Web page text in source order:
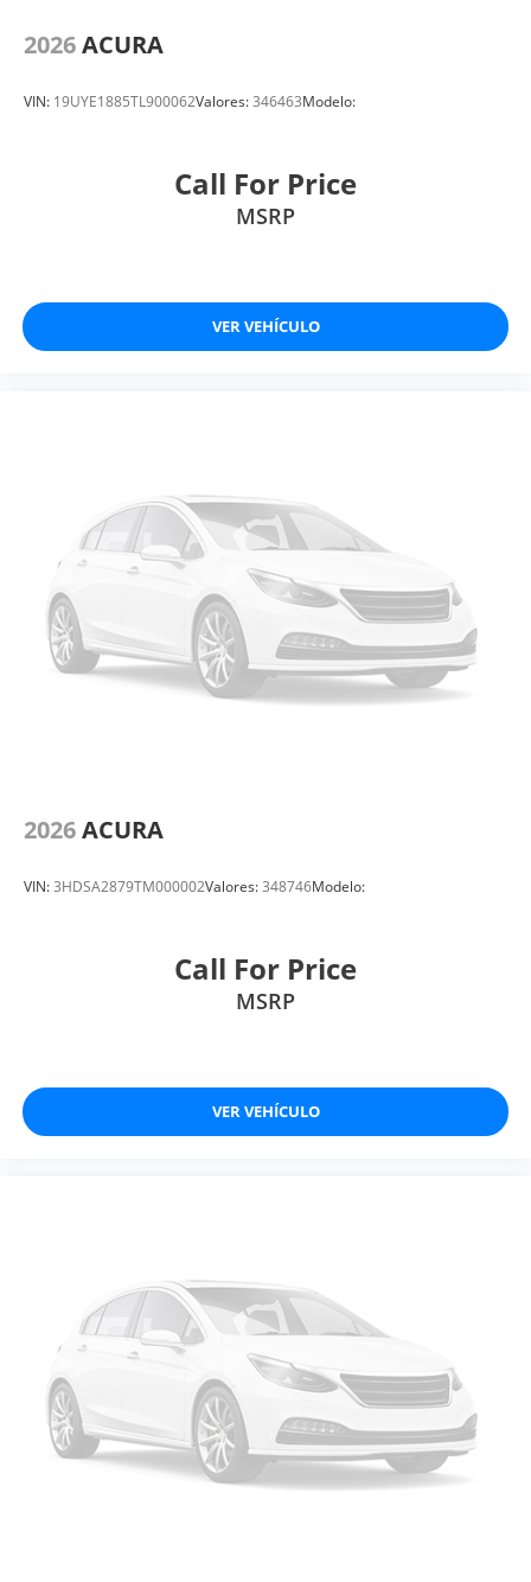
2026ACURA
VIN: 19UYE1885TL900062Valores:346463Modelo:
Call For Price
MSRP
VER VEHÍCULO
2026ACURA
VIN:3HDSA2879TM000002Valores:348746Modelo:
Call For Price
MSRP
VER VEHÍCULO